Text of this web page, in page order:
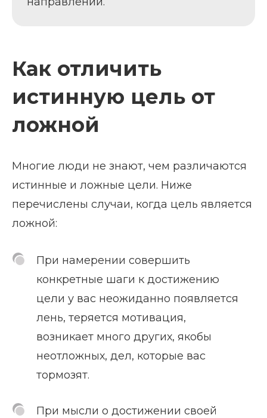
Как отличить
истинную цель от
ложной
Многие люди не знают, чем различаются
истинные и ложные цели. Ниже
перечислены случаи, когда цель является
ложной:
При намерении совершить
конкретные шаги к достижению
цели у вас неожиданно появляется
лень, теряется мотивация,
возникает много других, якобы
неотложных, дел, которые вас
тормозят.
При мысли о достижении своей